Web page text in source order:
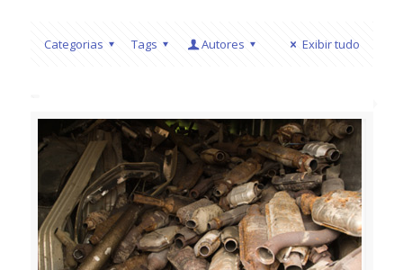
Categorias Tags Autores Exibir tudo